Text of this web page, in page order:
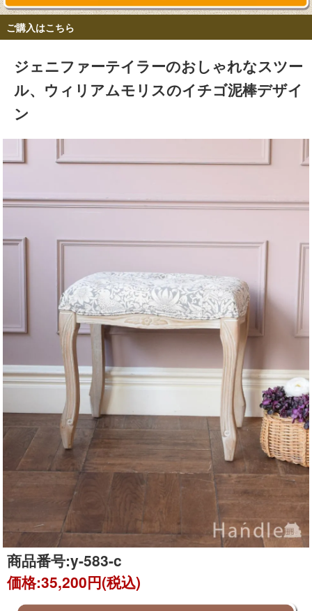
ご購入はこちら
ジェニファーテイラーのおしゃれなスツー
ル、ウィリアムモリスのイチゴ泥棒デザイ
ン
商品番号:y-583-c
価格:35,200円(税込)